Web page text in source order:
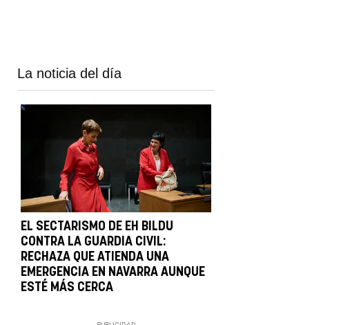
La noticia del día
EL SECTARISMO DE EH BILDU
CONTRA LA GUARDIA CIVIL:
RECHAZA QUE ATIENDA UNA
EMERGENCIA EN NAVARRA AUNQUE
ESTÉ MÁS CERCA